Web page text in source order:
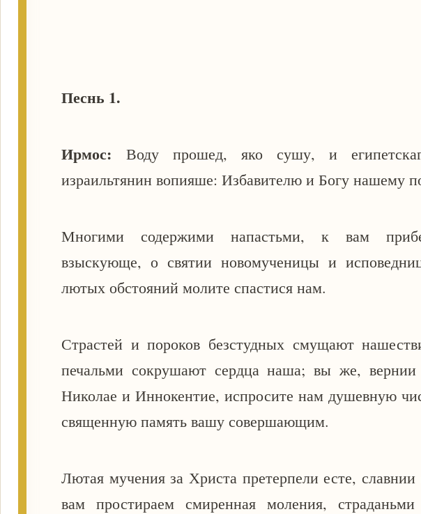
Песнь 1.
Ирмос: Воду прошед, яко сушу, и
израильтянин вопияше: Избавителю и Богу нашему
Многими содержими напастьми, к вам
взыскующе, о святии новомученицы и
лютых обстояний молите спастися нам.
Страстей и пороков безстудных смущают
печальми сокрушают сердца наша; вы же,
Николае и Иннокентие, испросите нам душевную
священную память вашу совершающим.
Лютая мучения за Христа претерпели есте,
вам простираем смиренная моления,